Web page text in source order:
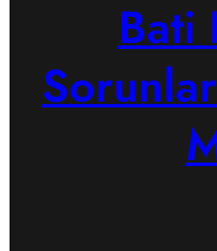
Bati